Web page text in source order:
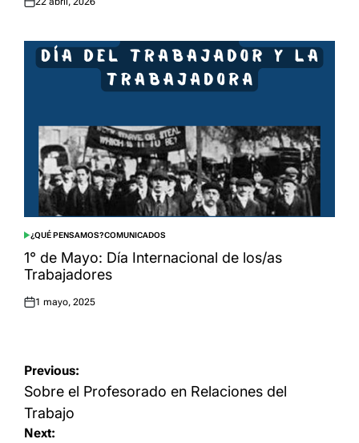
Posted
POSTED
IN
¿QUÉ PENSAMOS?COMUNICADOS
1° de Mayo: Día Internacional de los/as
Trabajadores
Posted
1 mayo, 2025
Navegación
de
entradas
Previous:
Sobre el Profesorado en Relaciones del
Trabajo
Next: